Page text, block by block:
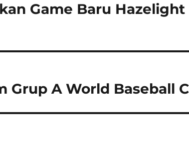
Game Baru Hazelight
Grup A World Baseball